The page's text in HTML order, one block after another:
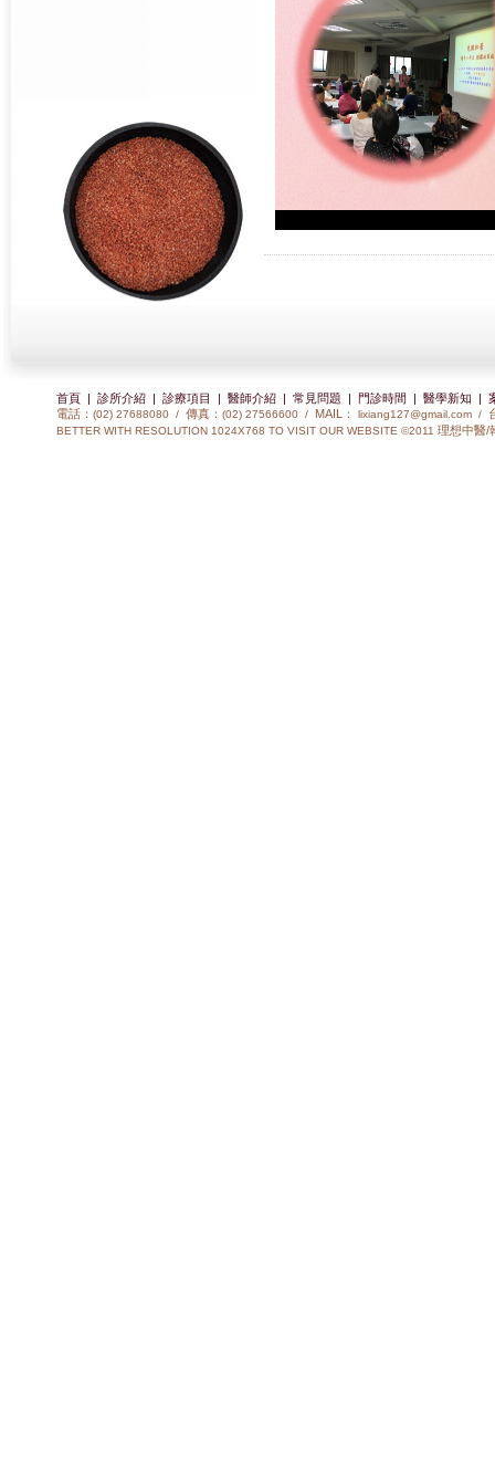
首頁| 診所介紹| 診療項目 | 醫師介紹| 常見問題 | 門診時間 | 醫學新知 |
電話： (02) 27688080 / 傳真： (02) 27566600 / MAIL： lixiang127@gmail.com /
BETTER WITH RESOLUTION 1024X768 TO VISIT OUR WEBSITE ©2011 理想中醫/